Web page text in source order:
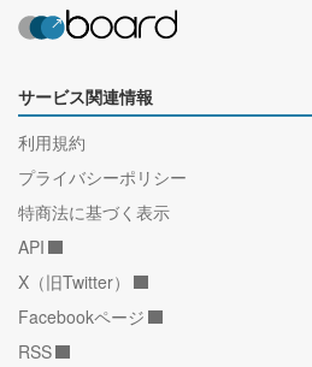
サービス関連情報
利用規約
プライバシーポリシー
特商法に基づく表示
API
X（旧Twitter）
Facebookページ
RSS